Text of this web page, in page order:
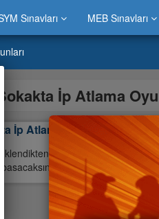
Sınavları MEB Sınavları
Sokakta İp Atlama
İp Atlama
sonra sırası gelen her
basacaksınız En Güzel Türkçe